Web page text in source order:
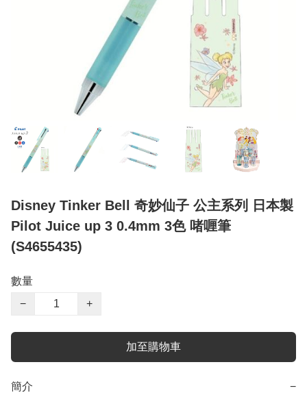
Disney Tinker Bell 奇妙仙子 公主系列 日本製
Pilot Juice up 3 0.4mm 3色 啫喱筆
(S4655435)
數量
−
+
加至購物車
簡介 −